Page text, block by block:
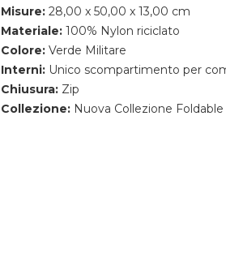
Misure: 28,00 x 50,00 x 13,00 cm
Materiale: 100% Nylon riciclato
Colore: Verde Militare
Interni: Unico scompartimento per
Chiusura: Zip
Collezione: Nuova Collezione Foldable